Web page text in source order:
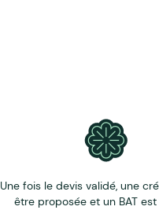
Une fois le devis validé, une
être proposée et un BAT est